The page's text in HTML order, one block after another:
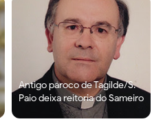
Antigo pároco de Tagilde/S.
Paio deixa reitoria do Sameiro